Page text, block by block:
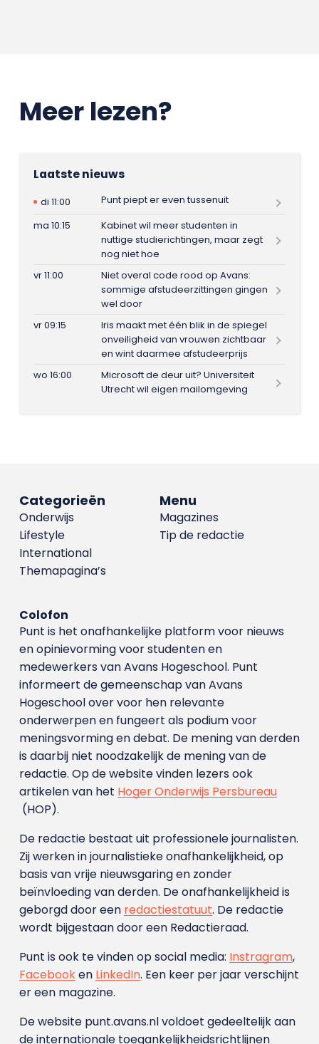
Meer lezen?
Laatste nieuws
di 11:00
Punt piept er even tussenuit
ma 10:15
Kabinet wil meer studenten in
nuttige studierichtingen, maar zegt
nog niet hoe
vr 11:00
Niet overal code rood op Avans:
sommige afstudeerzittingen gingen
wel door
vr 09:15
Iris maakt met één blik in de spiegel
onveiligheid van vrouwen zichtbaar
en wint daarmee afstudeerprijs
wo 16:00
Microsoft de deur uit? Universiteit
Utrecht wil eigen mailomgeving
Menu
Magazines
Tip de redactie
Categorieën
Onderwijs
Lifestyle
International
Themapagina’s
Colofon
Punt is het onafhankelijke platform voor nieuws
en opinievorming voor studenten en
medewerkers van Avans Hoge­school. Punt
informeert de gemeenschap van Avans
Hogeschool over voor hen relevante
onderwerpen en fungeert als podium voor
meningsvorming en debat. De mening van derden
is daarbij niet noodzakelijk de mening van de
redactie. Op de website vinden lezers ook
artikelen van het Hoger Onderwijs Persbureau
(HOP).
De redactie bestaat uit professionele journalisten.
Zij werken in journalistieke onafhankelijkheid, op
basis van vrije nieuwsgaring en zonder
beïnvloeding van derden. De onafhankelijkheid is
geborgd door een redactiestatuut. De redactie
wordt bijgestaan door een Redactieraad.
Punt is ook te vinden op social media: Instragram,
Facebooken LinkedIn. Een keer per jaar verschijnt
er een magazine.
De website punt.avans.nl voldoet gedeeltelijk aan
de internationale toegankelijkheidsrichtlijnen